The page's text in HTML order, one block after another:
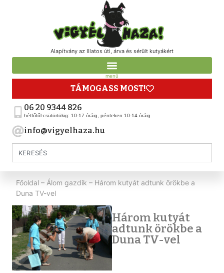
Alapítvány az Illatos úti, árva és sérült kutyákért
menü
TÁMOGASS MOST!
06 20 9344 826
hétfőtől-csütörtökig: 10-17 óráig, pénteken 10-14 óráig
info@vigyelhaza.hu
Főoldal – Álom gazdik – Három kutyát adtunk örökbe a
Duna TV-vel
Három kutyát
adtunk örökbe a
Duna TV-vel